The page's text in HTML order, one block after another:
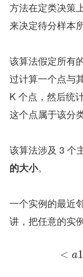
方法在定类决策
来决定待分样本
该算法假定所有
过计算一个点与
K 个点，然后统
这个点属于该分类
该算法涉及 3 个
的大小。
一个实例的最近
讲，把任意的实
< a1